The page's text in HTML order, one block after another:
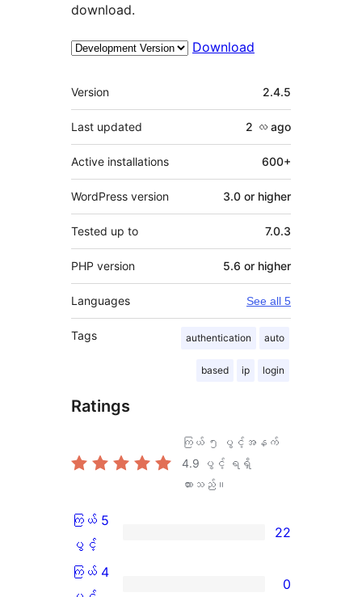
download.
Download
Meta
Version 2.4.5
Last updated 2 လ ago
Active installations 600+
WordPress version 3.0 or higher
Tested up to 7.0.3
PHP version 5.6 or higher
Languages See all 5
Tags authentication auto
based ip login
Ratings
ကြယ် ၅ ပွင့်အနက်
4.9 ပွင့် ရရှိ
ထားသည်။
ကြယ်
5
ပွင့်
ကြယ် 5
ပွင့်
22
ကြယ် 4
0